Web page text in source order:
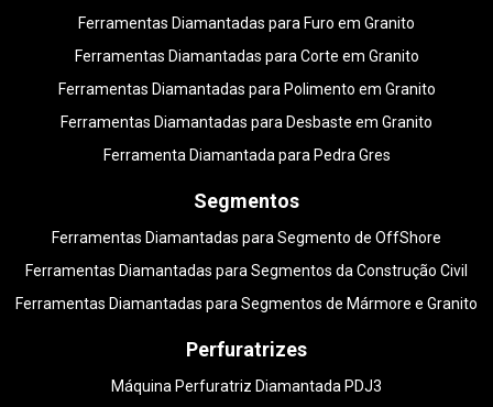
Ferramentas Diamantadas para Furo em Granito
Ferramentas Diamantadas para Corte em Granito
Ferramentas Diamantadas para Polimento em Granito
Ferramentas Diamantadas para Desbaste em Granito
Ferramenta Diamantada para Pedra Gres
Segmentos
Ferramentas Diamantadas para Segmento de OffShore
Ferramentas Diamantadas para Segmentos da Construção Civil
Ferramentas Diamantadas para Segmentos de Mármore e Granito
Perfuratrizes
Máquina Perfuratriz Diamantada PDJ3